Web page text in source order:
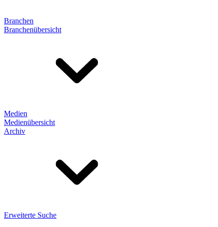
Branchen
Branchenübersicht
Medien
Medienübersicht
Archiv
Erweiterte Suche